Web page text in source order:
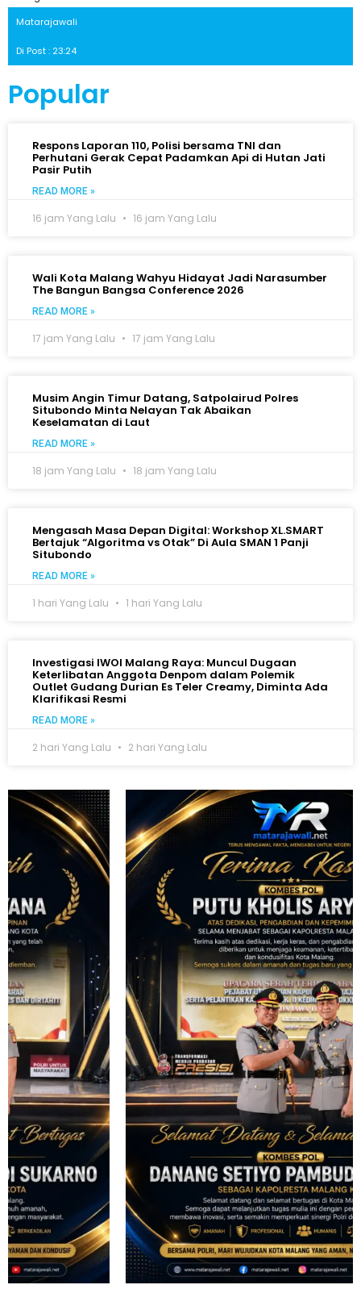
Matarajawali
Di Post : 23:24
Popular
Respons Laporan 110, Polisi bersama TNI dan
Perhutani Gerak Cepat Padamkan Api di Hutan Jati
Pasir Putih
READ MORE »
16 jam Yang Lalu 16 jam Yang Lalu
Wali Kota Malang Wahyu Hidayat Jadi Narasumber
The Bangun Bangsa Conference 2026
READ MORE »
17 jam Yang Lalu 17 jam Yang Lalu
Musim Angin Timur Datang, Satpolairud Polres
Situbondo Minta Nelayan Tak Abaikan
Keselamatan di Laut
READ MORE »
18 jam Yang Lalu 18 jam Yang Lalu
Mengasah Masa Depan Digital: Workshop XL.SMART
Bertajuk “Algoritma vs Otak” Di Aula SMAN 1 Panji
Situbondo
READ MORE »
1 hari Yang Lalu 1 hari Yang Lalu
Investigasi IWOI Malang Raya: Muncul Dugaan
Keterlibatan Anggota Denpom dalam Polemik
Outlet Gudang Durian Es Teler Creamy, Diminta Ada
Klarifikasi Resmi
READ MORE »
2 hari Yang Lalu 2 hari Yang Lalu